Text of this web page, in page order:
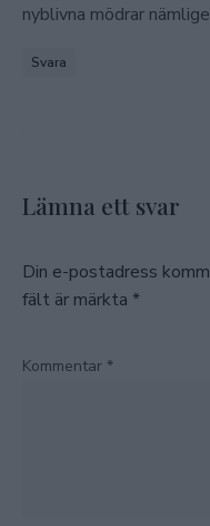
nyblivna mödrar
Svara
Lämna ett svar
Din e-postadress
fält är märkta *
Kommentar *